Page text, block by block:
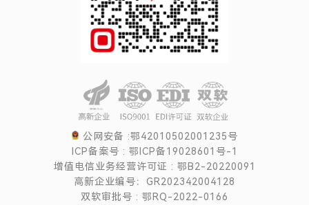
公网安备 :鄂42010502001235号
ICP备案号 : 鄂ICP备19028601号-1
增值电信业务经营许可证 : 鄂B2-20220091
高新企业编号：GR202342004128
双软审批号 : 鄂RQ-2022-0166